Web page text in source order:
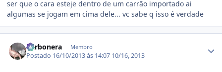
ser que o cara esteje dentro de um carrão importado ai
algumas se jogam em cima dele... vc sabe q isso é verdade
Carbonera Membro
Postado 16/10/2013 às 14:07 10/16, 2013